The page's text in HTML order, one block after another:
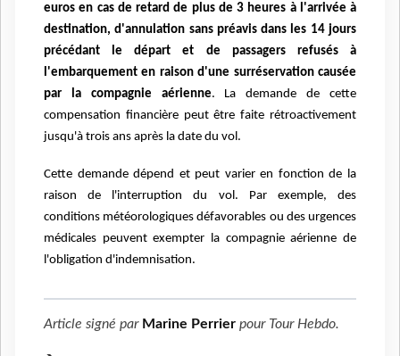
euros en cas de retard de plus de 3 heures à l'arrivée à
destination, d'annulation sans préavis dans les 14 jours
précédant le départ et de passagers refusés à
l'embarquement en raison d'une surréservation causée
par la compagnie aérienne. La demande de cette
compensation financière peut être faite rétroactivement
jusqu'à trois ans après la date du vol.
Cette demande dépend et peut varier en fonction de la
raison de l'interruption du vol. Par exemple, des
conditions météorologiques défavorables ou des urgences
médicales peuvent exempter la compagnie aérienne de
l'obligation d'indemnisation.
Article signé par Marine Perrier pour Tour Hebdo.